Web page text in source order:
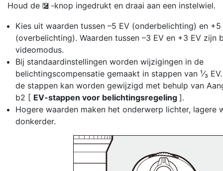
Houd de E -knop ingedrukt en draai aan een instelwiel.
Kies uit waarden tussen –5 EV (onderbelichting) en +5
(overbelichting). Waarden tussen –3 EV en +3 EV zijn
videomodus.
Bij standaardinstellingen worden wijzigingen in de
belichtingscompensatie gemaakt in stappen van ¹⁄₃
de stappen kan worden gewijzigd met behulp van
b2 [ EV-stappen voor belichtingsregeling ].
Hogere waarden maken het onderwerp lichter, lagere
donkerder.